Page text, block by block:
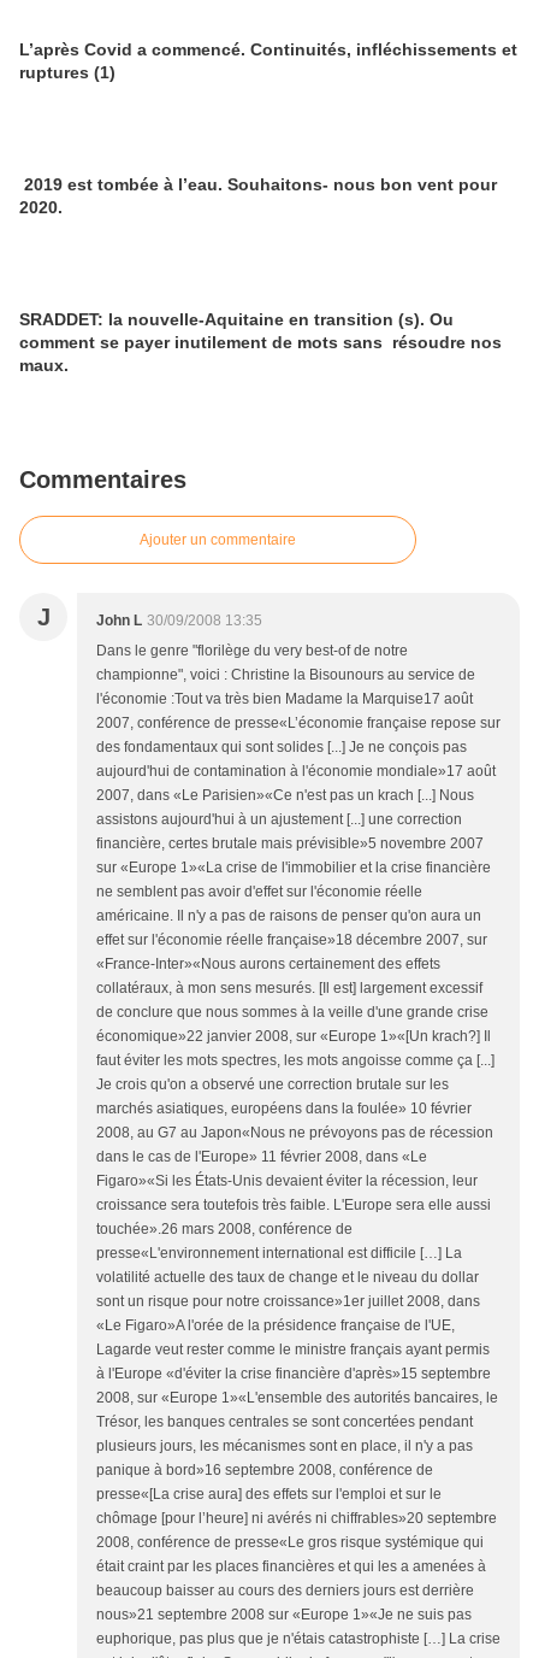
L’après Covid a commencé. Continuités, infléchissements et
ruptures (1)
2019 est tombée à l’eau. Souhaitons- nous bon vent pour
2020.
SRADDET: la nouvelle-Aquitaine en transition (s). Ou
comment se payer inutilement de mots sans résoudre nos
maux.
Commentaires
Ajouter un commentaire
J John L 30/09/2008 13:35
Dans le genre "florilège du very best-of de notre
championne", voici : Christine la Bisounours au service de
l'économie :Tout va très bien Madame la Marquise17 août
2007, conférence de presse«L’économie française repose sur
des fondamentaux qui sont solides [...] Je ne conçois pas
aujourd'hui de contamination à l'économie mondiale»17 août
2007, dans «Le Parisien»«Ce n'est pas un krach [...] Nous
assistons aujourd'hui à un ajustement [...] une correction
financière, certes brutale mais prévisible»5 novembre 2007
sur «Europe 1»«La crise de l'immobilier et la crise financière
ne semblent pas avoir d'effet sur l'économie réelle
américaine. Il n'y a pas de raisons de penser qu'on aura un
effet sur l'économie réelle française»18 décembre 2007, sur
«France-Inter»«Nous aurons certainement des effets
collatéraux, à mon sens mesurés. [Il est] largement excessif
de conclure que nous sommes à la veille d'une grande crise
économique»22 janvier 2008, sur «Europe 1»«[Un krach?] Il
faut éviter les mots spectres, les mots angoisse comme ça [...]
Je crois qu'on a observé une correction brutale sur les
marchés asiatiques, européens dans la foulée» 10 février
2008, au G7 au Japon«Nous ne prévoyons pas de récession
dans le cas de l'Europe» 11 février 2008, dans «Le
Figaro»«Si les États-Unis devaient éviter la récession, leur
croissance sera toutefois très faible. L'Europe sera elle aussi
touchée».26 mars 2008, conférence de
presse«L'environnement international est difficile […] La
volatilité actuelle des taux de change et le niveau du dollar
sont un risque pour notre croissance»1er juillet 2008, dans
«Le Figaro»A l'orée de la présidence française de l'UE,
Lagarde veut rester comme le ministre français ayant permis
à l'Europe «d'éviter la crise financière d'après»15 septembre
2008, sur «Europe 1»«L'ensemble des autorités bancaires, le
Trésor, les banques centrales se sont concertées pendant
plusieurs jours, les mécanismes sont en place, il n'y a pas
panique à bord»16 septembre 2008, conférence de
presse«[La crise aura] des effets sur l'emploi et sur le
chômage [pour l’heure] ni avérés ni chiffrables»20 septembre
2008, conférence de presse«Le gros risque systémique qui
était craint par les places financières et qui les a amenées à
beaucoup baisser au cours des derniers jours est derrière
nous»21 septembre 2008 sur «Europe 1»«Je ne suis pas
euphorique, pas plus que je n'étais catastrophiste […] La crise